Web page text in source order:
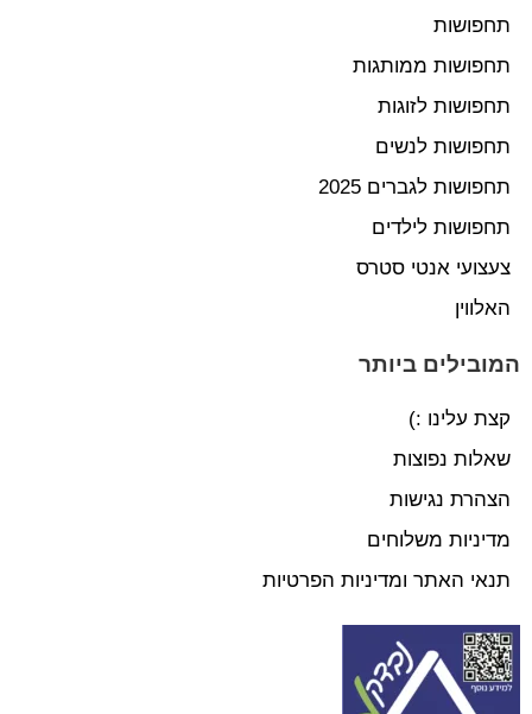
תחפושות
תחפושות ממותגות
תחפושות לזוגות
תחפושות לנשים
תחפושות לגברים 2025
תחפושות לילדים
צעצועי אנטי סטרס
האלווין
המובילים ביותר
קצת עלינו :)
שאלות נפוצות
הצהרת נגישות
מדיניות משלוחים
תנאי האתר ומדיניות הפרטיות